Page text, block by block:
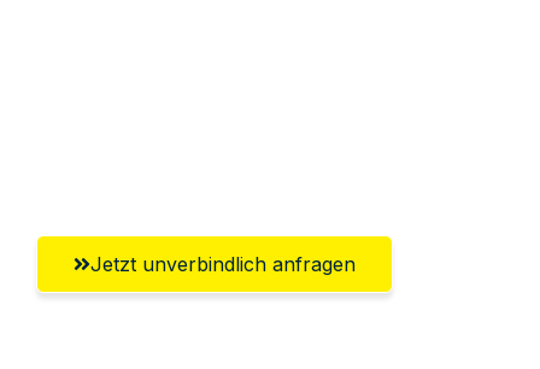
Jetzt unverbindlich anfragen